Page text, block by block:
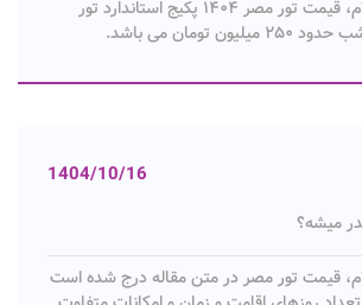
باسلام، قیمت تور مصر ۱۴۰۴ پکیج استاندارد تور
1404/10/16
میشه؟
قیمت تور مصر در متن مقاله درج شده است